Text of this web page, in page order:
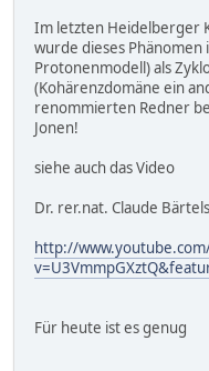
Im letzten Heidelberger
wurde dieses Phänomen
Protonenmodell) als
(Kohärenzdomäne ein
renommierten Redner
Jonen!
siehe auch das Video
Dr. rer.nat. Claude Bärtels
http://
Für heute ist es genug